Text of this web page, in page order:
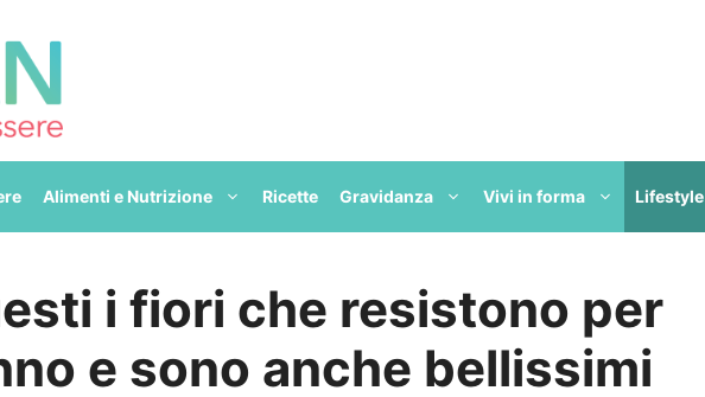
Alimenti e Nutrizione Ricette Gravidanza Vivi in forma Lifestyle
i fiori che resistono per
e sono anche bellissimi